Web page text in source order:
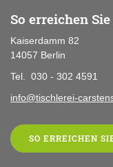
So erreichen
Kaiserdamm 82
14057 Berlin
Tel. 030 - 302 4591
info@tischlerei-
SO ERREICHEN